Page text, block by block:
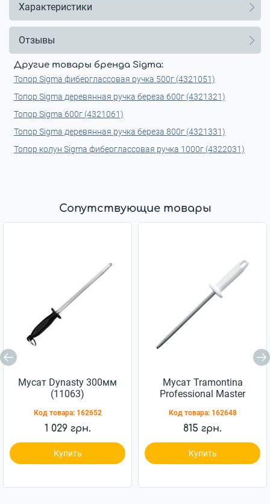
Характеристики
Отзывы
Другие товары бренда Sigma:
Топор Sigma фиберглассовая ручка 500г (4321051)
Топор Sigma деревянная ручка береза 600г (4321321)
Топор Sigma 600г (4321061)
Топор Sigma деревянная ручка береза 800г (4321331)
Топор колун Sigma фиберглассовая ручка 1000г (4322031)
Сопутствующие товары
Мусат Dynasty 300мм
(11063)
Код товара: 162652
1 029 грн.
Купить
Мусат Tramontina
Professional Master
Код товара: 162648
815 грн.
Купить